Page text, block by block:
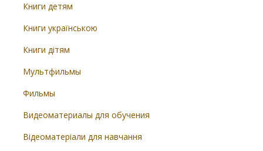
Книги детям
Книги українською
Книги дітям
Мультфильмы
Фильмы
Видеоматериалы для обучения
Відеоматеріали для навчання